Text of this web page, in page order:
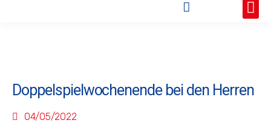
Doppelspielwochenende bei den Herren
04/05/2022